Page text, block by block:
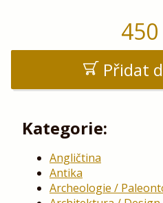
450
Přidat
Kategorie:
Angličtina
Antika
Archeologie /